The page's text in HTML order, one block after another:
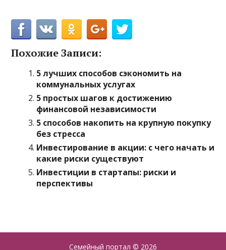
Похожие Записи:
5 лучших способов сэкономить на
коммунальных услугах
5 простых шагов к достижению
финансовой независимости
5 способов накопить на крупную покупку
без стресса
Инвестирование в акции: с чего начать и
какие риски существуют
Инвестиции в стартапы: риски и
перспективы
Семейный портал © 2026